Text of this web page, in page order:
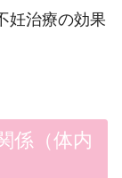
妊治療の効果
係（体内